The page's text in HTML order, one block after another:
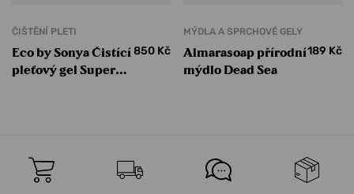
ČIŠTĚNÍ PLETI
Eco by Sonya Čistící
pleťový gel Super
850 Kč
MÝDLA A SPRCHOVÉ GELY
Almarasoap přírodní
mýdlo Dead Sea
189 Kč